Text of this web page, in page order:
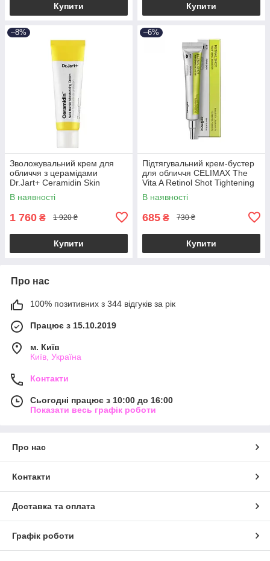
Купити Купити
–8%
Зволожувальний крем для
обличчя з церамідами
Dr.Jart+ Ceramidin Skin
Barrier Moisturizing Cream
50ml
В наявності
1 760 ₴ 1 920 ₴
Купити
–6%
Підтягувальний крем-бустер
для обличчя CELIMAX The
Vita A Retinol Shot Tightening
Booster 15ml
В наявності
685 ₴ 730 ₴
Купити
Про нас
100% позитивних з 344 відгуків за рік
Працює з 15.10.2019
м. Київ
Київ, Україна
Контакти
Сьогодні працює з 10:00 до 16:00
Показати весь графік роботи
Про нас
Контакти
Доставка та оплата
Графік роботи